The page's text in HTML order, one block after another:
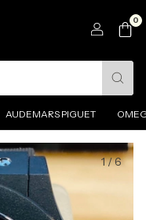
0
AUDEMARS PIGUET
1/6